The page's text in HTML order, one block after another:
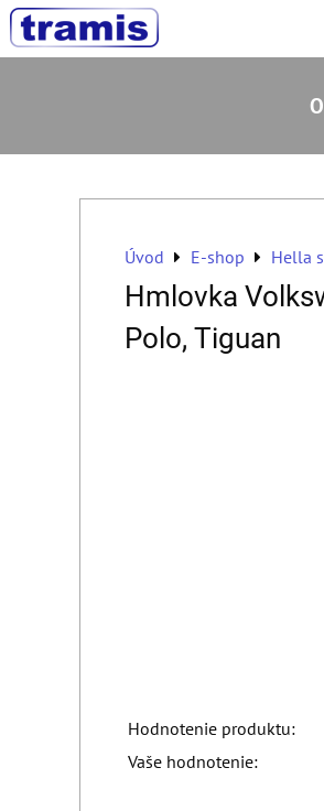
Úvod E-shop Hella
Hmlovka
Polo, Tiguan
Hodnotenie produktu:
Vaše hodnotenie: